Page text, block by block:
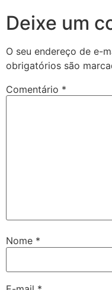
Deixe um
O seu endereço de e-
obrigatórios são
Comentário *
Nome *